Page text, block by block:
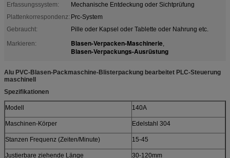
Erfassungssystem:
Mechanische Entdeckung oder Sichtprüfung
Plattenkorrespondenz: Prc-System
Gebraucht:
Pille oder Kapsel oder Tablette oder Nahrung etc.
Markieren:
Blasen-Verpacken-Maschinerie,
Blasen-Verpackungs-Ausrüstung
Alu PVC-Blasen-Packmaschine-Blisterpackung bearbeitet PLC-Steuerung
maschinell
Spezifikationen
Modell 140A
Maschinen-Körper Edelstahl 304
Stanzen Frequenz (Zeiten/Minute) 15-45
Justierbare ziehende Länge 30-120mm